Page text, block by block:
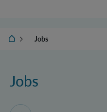
IQOQI Wien
Jobs
Scientific Advisory Board
Jobs